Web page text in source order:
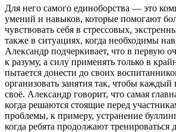
Для него самого единоборства — это
умений и навыков, которые помогают
чувствовать себя в стрессовых,
также в ситуациях, когда необходимы
Александр подчеркивает, что в первую
к разуму, а силу применять только в
пытается донести до своих
организовать занятия так, чтобы
своё. Александр говорит, что самая
когда решаются стоящие перед
проблемы, к примеру, устранение
когда ребята продолжают тренироваться